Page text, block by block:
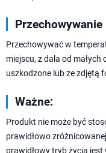
Przechowywanie
Przechowywać w
miejscu, z dala od małych
uszkodzone lub ze zdjętą
Ważne:
Produkt nie może być
prawidłowo
prawidłowy tryb życia